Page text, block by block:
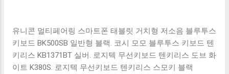
유니콘 멀티페어링 스마트폰 태블릿 거치형 저소음 블루투스
키보드 BK500SB 일반형 블랙. 코시 모모 블루투스 키보드 텐
키리스 KB1371BT 실버. 로지텍 무선키보드 텐키리스 도브 화
이트 K380S. 로지텍 무선키보드 텐키리스 스모키 블랙